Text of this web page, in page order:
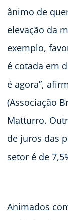
ânimo de
elevação da
exemplo,
é cotada em
é agora”,
(Associação
Matturro.
de juros das
setor é de
Animados